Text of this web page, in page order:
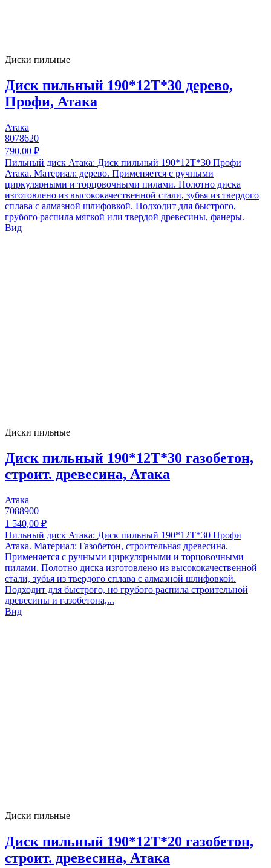
Диски пильные
Диск пильный 190*12T*30 дерево,
Профи, Атака
Атака
8078620
790,00 ₽
Пильный диск Атака: Диск пильный 190*12T*30 Профи
Атака. Материал: дерево. Применяется с ручными
циркулярными и торцовочными пилами. Полотно диска
изготовлено из высококачественной стали, зубья из твердого
сплава с алмазной шлифовкой. Подходит для быстрого,
грубого распила мягкой или твердой древесины, фанеры.
Вид
Диски пильные
Диск пильный 190*12T*30 газобетон,
строит. древесина, Атака
Атака
7088900
1 540,00 ₽
Пильный диск Атака: Диск пильный 190*12T*30 Профи
Атака. Материал: Газобетон, строительная древесина.
Применяется с ручными циркулярными и торцовочными
пилами. Полотно диска изготовлено из высококачественной
стали, зубья из твердого сплава с алмазной шлифовкой.
Подходит для быстрого, но грубого распила строительной
древесины и газобетона,...
Вид
Диски пильные
Диск пильный 190*12T*20 газобетон,
строит. древесина, Атака